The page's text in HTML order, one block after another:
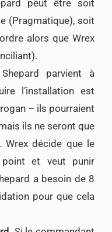
peut être soit
(Pragmatique), soit
alors que Wrex
parvient à
l’installation est
– ils pourraient
ils ne seront que
Wrex décide que le
point et veut punir
a besoin de 8
pour que cela